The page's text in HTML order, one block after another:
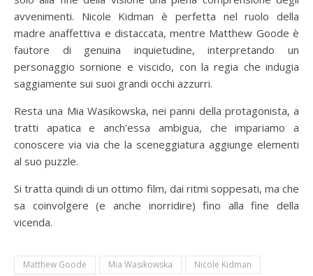
avvenimenti. Nicole Kidman è perfetta nel ruolo della
madre anaffettiva e distaccata, mentre Matthew Goode è
fautore di genuina inquietudine, interpretando un
personaggio sornione e viscido, con la regia che indugia
saggiamente sui suoi grandi occhi azzurri.
Resta una Mia Wasikowska, nei panni della protagonista, a
tratti apatica e anch’essa ambigua, che impariamo a
conoscere via via che la sceneggiatura aggiunge elementi
al suo puzzle.
Si tratta quindi di un ottimo film, dai ritmi soppesati, ma che
sa coinvolgere (e anche inorridire) fino alla fine della
vicenda.
Matthew Goode Mia Wasikowska
Nicole Kidman